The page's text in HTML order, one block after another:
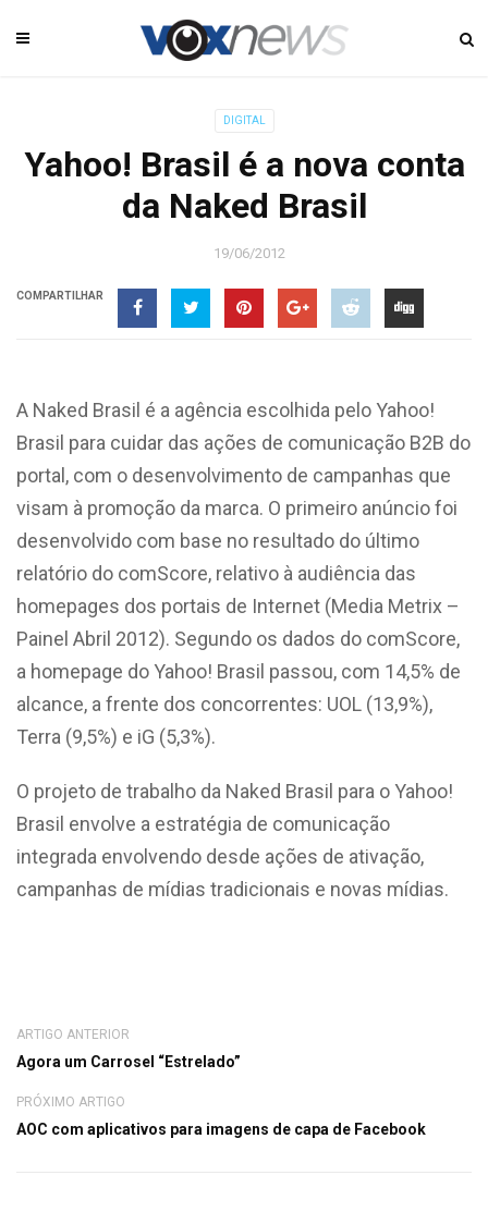
DIGITAL
Yahoo! Brasil é a nova conta
da Naked Brasil
19/06/2012
COMPARTILHAR
A Naked Brasil é a agência escolhida pelo Yahoo!
Brasil para cuidar das ações de comunicação B2B do
portal, com o desenvolvimento de campanhas que
visam à promoção da marca. O primeiro anúncio foi
desenvolvido com base no resultado do último
relatório do comScore, relativo à audiência das
homepages dos portais de Internet (Media Metrix –
Painel Abril 2012). Segundo os dados do comScore,
a homepage do Yahoo! Brasil passou, com 14,5% de
alcance, a frente dos concorrentes: UOL (13,9%),
Terra (9,5%) e iG (5,3%).
O projeto de trabalho da Naked Brasil para o Yahoo!
Brasil envolve a estratégia de comunicação
integrada envolvendo desde ações de ativação,
campanhas de mídias tradicionais e novas mídias.
ARTIGO ANTERIOR
Agora um Carrosel “Estrelado”
PRÓXIMO ARTIGO
AOC com aplicativos para imagens de capa de Facebook